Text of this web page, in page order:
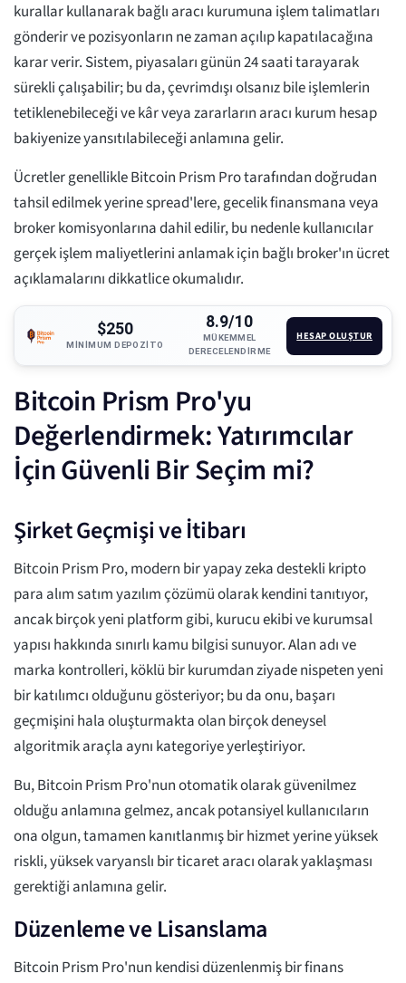
kurallar kullanarak bağlı aracı kurumuna işlem talimatları
gönderir ve pozisyonların ne zaman açılıp kapatılacağına
karar verir. Sistem, piyasaları günün 24 saati tarayarak
sürekli çalışabilir; bu da, çevrimdışı olsanız bile işlemlerin
tetiklenebileceği ve kâr veya zararların aracı kurum hesap
bakiyenize yansıtılabileceği anlamına gelir.
Ücretler genellikle Bitcoin Prism Pro tarafından doğrudan
tahsil edilmek yerine spread'lere, gecelik finansmana veya
broker komisyonlarına dahil edilir, bu nedenle kullanıcılar
gerçek işlem maliyetlerini anlamak için bağlı broker'ın ücret
açıklamalarını dikkatlice okumalıdır.
$250
MINIMUM DEPOZITO
8.9/10
MÜKEMMEL
DERECELENDIRME
HESAP OLUŞTUR
Bitcoin Prism Pro'yu
Değerlendirmek: Yatırımcılar
İçin Güvenli Bir Seçim mi?
Şirket Geçmişi ve İtibarı
Bitcoin Prism Pro, modern bir yapay zeka destekli kripto
para alım satım yazılım çözümü olarak kendini tanıtıyor,
ancak birçok yeni platform gibi, kurucu ekibi ve kurumsal
yapısı hakkında sınırlı kamu bilgisi sunuyor. Alan adı ve
marka kontrolleri, köklü bir kurumdan ziyade nispeten yeni
bir katılımcı olduğunu gösteriyor; bu da onu, başarı
geçmişini hala oluşturmakta olan birçok deneysel
algoritmik araçla aynı kategoriye yerleştiriyor.
Bu, Bitcoin Prism Pro'nun otomatik olarak güvenilmez
olduğu anlamına gelmez, ancak potansiyel kullanıcıların
ona olgun, tamamen kanıtlanmış bir hizmet yerine yüksek
riskli, yüksek varyanslı bir ticaret aracı olarak yaklaşması
gerektiği anlamına gelir.
Düzenleme ve Lisanslama
Bitcoin Prism Pro'nun kendisi düzenlenmiş bir finans